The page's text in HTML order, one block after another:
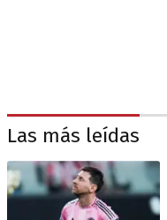
Las más leídas